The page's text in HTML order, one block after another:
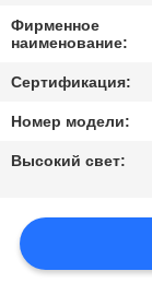
ЦИТАТУ
КАРТА
PRIVACY
Фирменное
наименование:
Сертификация:
Номер модели:
Высокий свет: